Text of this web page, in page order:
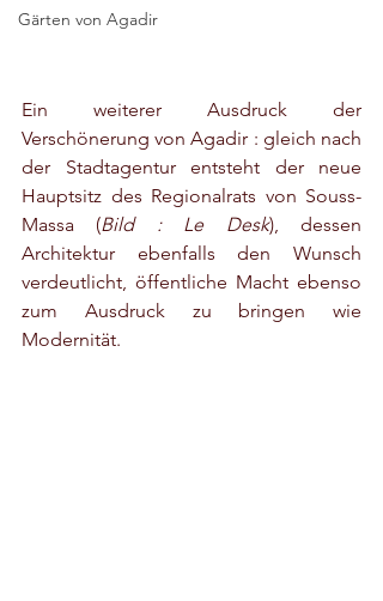
Gärten von Agadir
Ein weiterer Ausdruck der
Verschönerung von Agadir : gleich nach
der Stadtagentur entsteht der neue
Hauptsitz des Regionalrats von Souss-
Massa (Bild : Le Desk), dessen
Architektur ebenfalls den Wunsch
verdeutlicht, öffentliche Macht ebenso
zum Ausdruck zu bringen wie
Modernität.